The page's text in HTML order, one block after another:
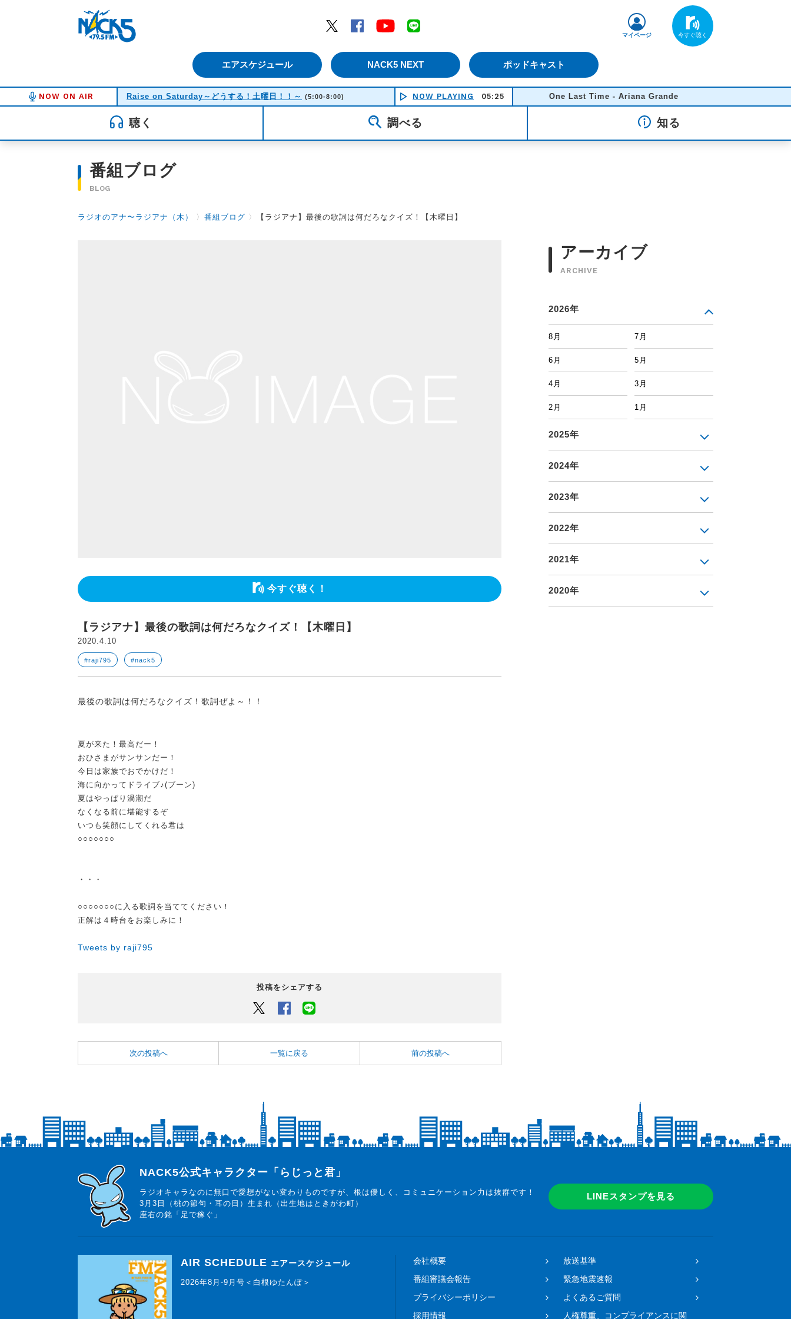
Twitter
Facebook YouTube
エアスケジュール NACK5 NEXT ポッドキャスト
マイページ
NOW ON AIR Raise on Saturday～どうする！土曜日！！～ (5:00-8:00) NOW PLAYING 05:25 One Last Time - Ariana Grande
聴く 調べる 知る
番組ブログ
BLOG
ラジオのアナ〜ラジアナ（木） 〉 番組ブログ 〉 【ラジアナ】最後の歌詞は何だろなクイズ！【木曜日】
今すぐ聴く！
【ラジアナ】最後の歌詞は何だろなクイズ！【木曜日】
2020.4.10
#raji795 #nack5
最後の歌詞は何だろなクイズ！歌詞ぜよ～！！
夏が来た！最高だー！
おひさまがサンサンだー！
今日は家族でおでかけだ！
海に向かってドライブ♪(ブーン)
夏はやっぱり渦潮だ
なくなる前に堪能するぞ
いつも笑顔にしてくれる君は
○○○○○○○
・・・
○○○○○○○ に入る歌詞を当ててください！
正解は４時台をお楽しみに！
Tweets by raji795
投稿をシェアする
Twitter Facebook
次の投稿へ 一覧に戻る 前の投稿へ
アーカイブ
ARCHIVE
2026年
8月 7月
6月 5月
4月 3月
2月 1月
2025年
2024年
2023年
2022年
2021年
2020年
らじっと君
NACK5公式キャラクター「らじっと君」
ラジオキャラなのに無口で愛想がない変わりものですが、根は優しく、コミュニケーション力は抜群です！
3月3日（桃の節句・耳の日）生まれ（出生地はときがわ町）
座右の銘「足で稼ぐ」
LINEスタンプを見る
AIR SCHEDULE エアースケジュール
2026年8月-9月号＜白根ゆたんぽ＞
会社概要
放送基準
番組審議会報告
緊急地震速報
プライバシーポリシー
よくあるご質問
採用情報
人権尊重、コンプライアンスに関